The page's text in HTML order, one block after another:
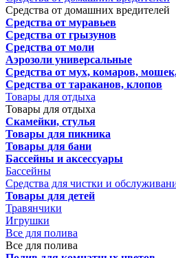
Средства от домашних вредителей
Средства от муравьев
Средства от грызунов
Средства от моли
Аэрозоли универсальные
Средства от мух, комаров,
Средства от тараканов, клопов
Товары для отдыха
Товары для отдыха
Скамейки, стулья
Товары для пикника
Товары для бани
Бассейны и аксессуары
Бассейны
Средства для чистки и
Товары для детей
Травянчики
Игрушки
Все для полива
Все для полива